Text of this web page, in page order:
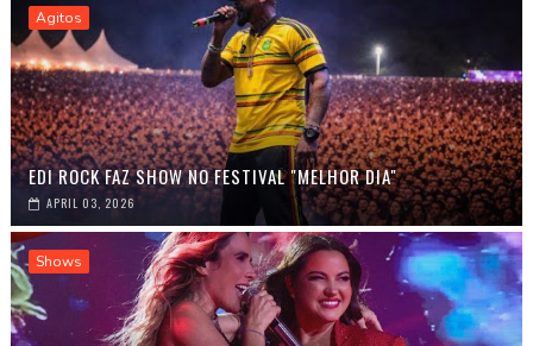
Agitos
EDI ROCK FAZ SHOW NO FESTIVAL "MELHOR DIA"
APRIL 03, 2026
Shows